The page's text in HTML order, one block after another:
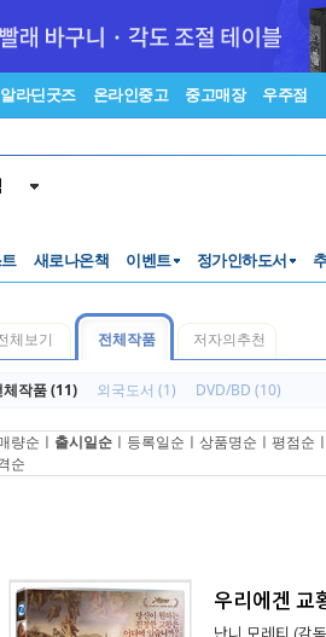
알라딘굿즈 온라인중고 중고매장 우주점
새로나온책 이벤트 정가인하도서
체보기 전체작품 저자의추천
체작품 (11) 외국도서 (1) DVD/BD (10)
량순 ㅣ 출시일순 ㅣ 등록일순 ㅣ 상품명순 ㅣ 평점순 ㅣ
순
우리에겐 교